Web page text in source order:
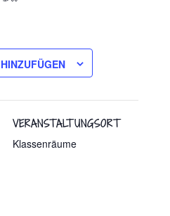
VERANSTALTUNGSORT
Klassenräume